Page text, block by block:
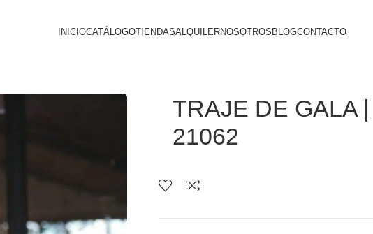
INICIOCATÁLOGOTIENDASALQUILERNOSOTROSBLOGCONTACTO
TRAJE DE GALA
21062